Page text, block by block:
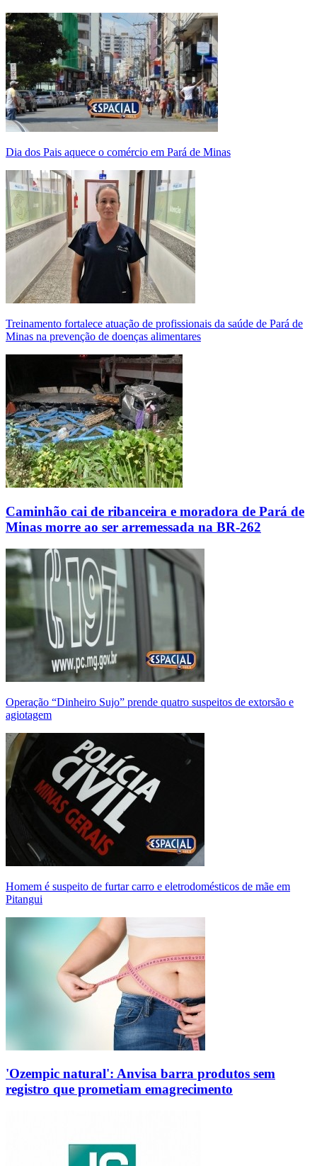
Dia dos Pais aquece o comércio em Pará de Minas
Treinamento fortalece atuação de profissionais da saúde de Pará de
Minas na prevenção de doenças alimentares
Caminhão cai de ribanceira e moradora de Pará de
Minas morre ao ser arremessada na BR-262
Operação “Dinheiro Sujo” prende quatro suspeitos de extorsão e
agiotagem
Homem é suspeito de furtar carro e eletrodomésticos de mãe em
Pitangui
'Ozempic natural': Anvisa barra produtos sem
registro que prometiam emagrecimento